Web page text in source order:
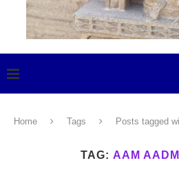
Home Tags Posts tagged
TAG: AAM